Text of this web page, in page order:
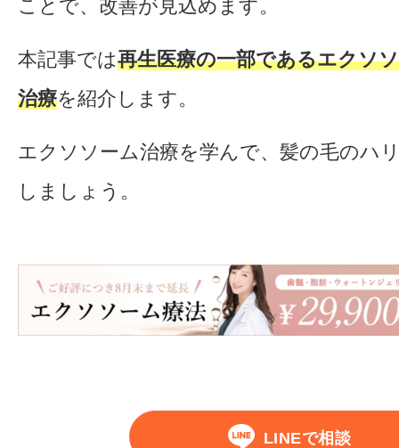
ことで、改善が見込めます。
本記事では再生医療の一部であるエクソ
治療を紹介します。
エクソソーム治療を学んで、髪の毛のハ
しましょう。
LINEで相談